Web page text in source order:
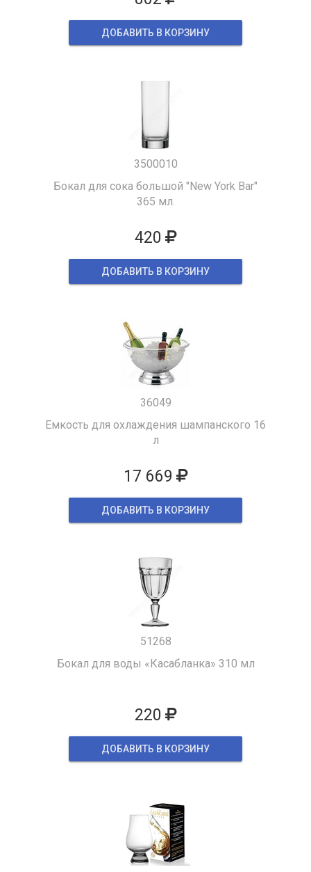
ДОБАВИТЬ В КОРЗИНУ
3500010
Бокал для сока большой "New York Bar"
365 мл.
420
ДОБАВИТЬ В КОРЗИНУ
36049
Емкость для охлаждения шампанского 16
л
17 669
ДОБАВИТЬ В КОРЗИНУ
51268
Бокал для воды «Касабланка» 310 мл
220
ДОБАВИТЬ В КОРЗИНУ